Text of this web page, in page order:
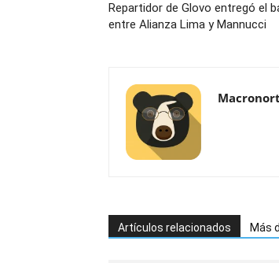
Repartidor de Glovo entregó el
entre Alianza Lima y Mannucci
Artículos relacionados Más